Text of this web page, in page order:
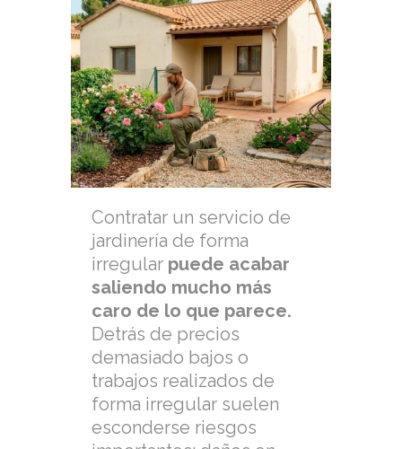
Contratar un servicio de
jardinería de forma
irregular puede acabar
saliendo mucho más
caro de lo que parece.
Detrás de precios
demasiado bajos o
trabajos realizados de
forma irregular suelen
esconderse riesgos